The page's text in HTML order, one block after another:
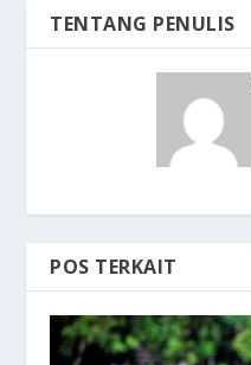
TENTANG PENULIS
POS TERKAIT